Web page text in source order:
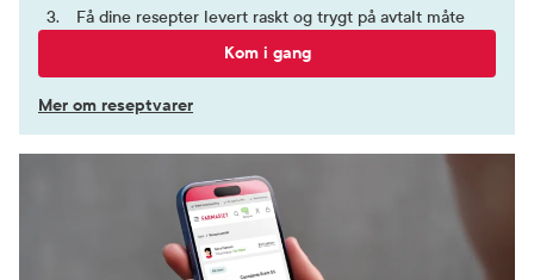
Få dine resepter levert raskt og trygt på avtalt måte
Kom i gang
Mer om reseptvarer